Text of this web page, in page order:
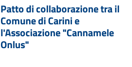
Patto di collaborazione tra il
Comune di Carini e
l'Associazione "Cannamele
Onlus"